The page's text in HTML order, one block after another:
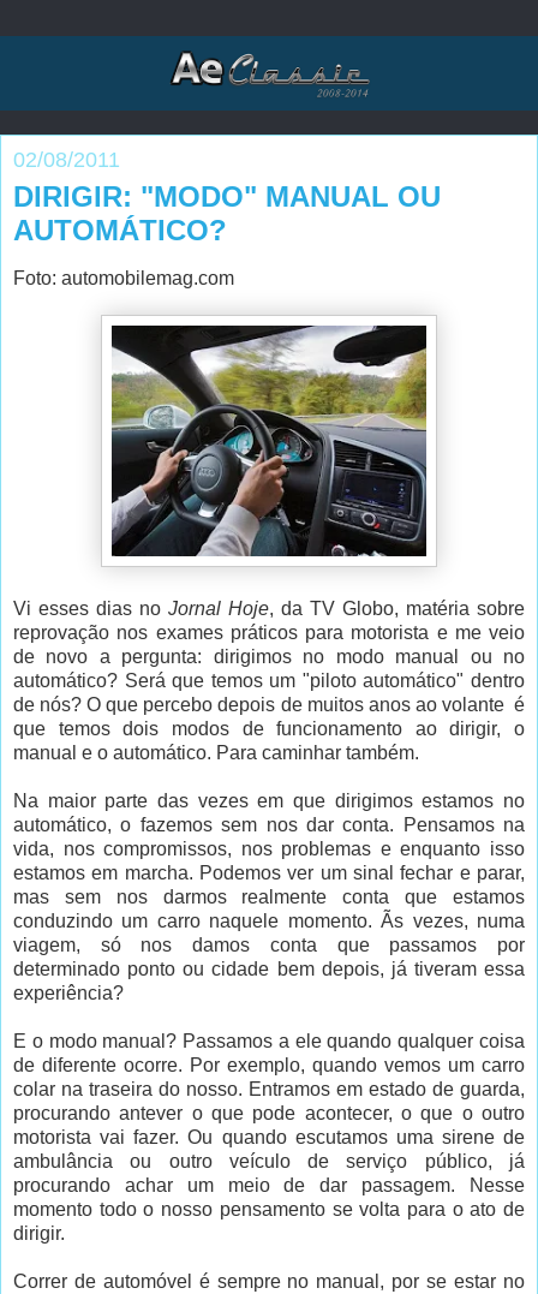
02/08/2011
DIRIGIR: "MODO" MANUAL OU
AUTOMÁTICO?
Foto: automobilemag.com
Vi esses dias no Jornal Hoje, da TV Globo, matéria sobre
reprovação nos exames práticos para motorista e me veio
de novo a pergunta: dirigimos no modo manual ou no
automático? Será que temos um "piloto automático" dentro
de nós? O que percebo depois de muitos anos ao volante é
que temos dois modos de funcionamento ao dirigir, o
manual e o automático. Para caminhar também.
Na maior parte das vezes em que dirigimos estamos no
automático, o fazemos sem nos dar conta. Pensamos na
vida, nos compromissos, nos problemas e enquanto isso
estamos em marcha. Podemos ver um sinal fechar e parar,
mas sem nos darmos realmente conta que estamos
conduzindo um carro naquele momento. Ãs vezes, numa
viagem, só nos damos conta que passamos por
determinado ponto ou cidade bem depois, já tiveram essa
experiência?
E o modo manual? Passamos a ele quando qualquer coisa
de diferente ocorre. Por exemplo, quando vemos um carro
colar na traseira do nosso. Entramos em estado de guarda,
procurando antever o que pode acontecer, o que o outro
motorista vai fazer. Ou quando escutamos uma sirene de
ambulância ou outro veículo de serviço público, já
procurando achar um meio de dar passagem. Nesse
momento todo o nosso pensamento se volta para o ato de
dirigir.
Correr de automóvel é sempre no manual, por se estar no